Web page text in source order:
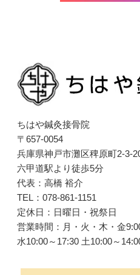
ちはや鍼灸接骨院
〒657-0054
兵庫県神戸市灘区稗原町2-3-
六甲道駅より徒歩5分
代表：高橋 裕介
TEL：078-861-1151
定休日：日曜日・祝祭日
営業時間：月・火・木・金
水10:00～17:30 土10:00～